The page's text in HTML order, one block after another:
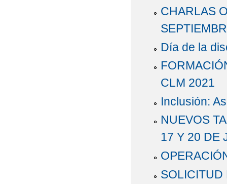
CHARLAS
Día de la
CLM 2021
Inclusión:
NUEVOS
17 Y 20 DE
SOLICITUD